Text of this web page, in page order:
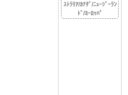
ｽﾄﾗﾘｱ/ｶﾅﾀﾞ/ﾆｭｰｼﾞｰﾗﾝ
ﾄﾞ/ﾖｰﾛｯﾊﾟ